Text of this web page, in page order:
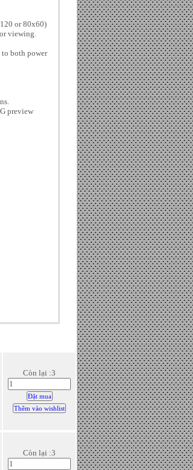
or 80x60)
viewing.
to both power
preview
Còn lại :3
Còn lại :3